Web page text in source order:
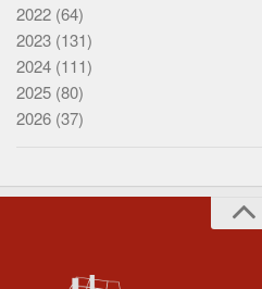
2022 (64)
2023 (131)
2024 (111)
2025 (80)
2026 (37)